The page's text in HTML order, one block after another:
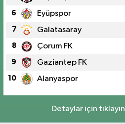
6 Eyüpspor
7 Galatasaray
8 Çorum FK
9 Gaziantep FK
10 Alanyaspor
Detaylar için tıklayın